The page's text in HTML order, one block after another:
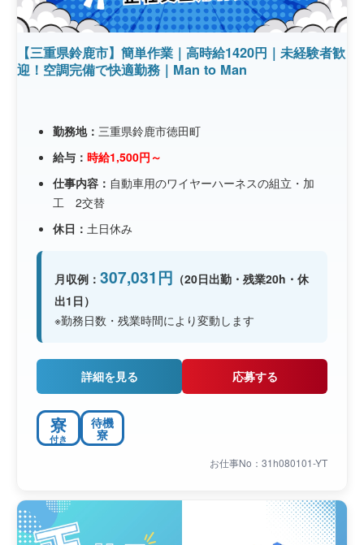
【三重県鈴鹿市】簡単作業｜高時給1420円｜未経験者歓
迎！空調完備で快適勤務｜Man to Man
勤務地： 三重県鈴鹿市徳田町
給与： 時給1,500円～
仕事内容： 自動車用のワイヤーハーネスの組立・加
工 2交替
休日： 土日休み
月収例： 307,031円 （20日出勤・残業20h・休
出1日）
※勤務日数・残業時間により変動します
詳細を見る 応募する
寮
付き
待機
寮
お仕事No：31h080101-YT